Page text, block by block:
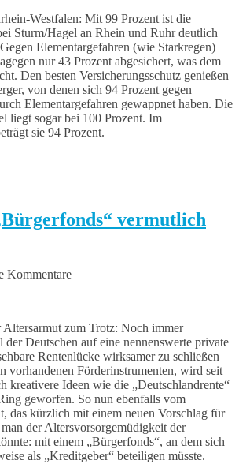
Westfalen: Mit 99 Prozent ist die
Sturm/Hagel an Rhein und Ruhr deutlich
Elementargefahren (wie Starkregen)
nur 43 Prozent abgesichert, was dem
Den besten Versicherungsschutz genießen
von denen sich 94 Prozent gegen
Elementargefahren gewappnet haben. Die
liegt sogar bei 100 Prozent. Im
sie 94 Prozent.
vermutlich
Kommentare
zum Trotz: Noch immer
Deutschen auf eine nennenswerte private
Rentenlücke wirksamer zu schließen
vorhandenen Förderinstrumenten, wird seit
kreativere Ideen wie die „Deutschlandrente“
geworfen. So nun ebenfalls vom
das kürzlich mit einem neuen Vorschlag für
der Altersvorsorgemüdigkeit der
mit einem „Bürgerfonds“, an dem sich
als „Kreditgeber“ beteiligen müsste.